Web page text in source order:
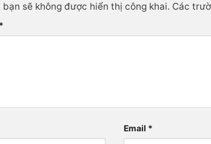
bạn sẽ không được hiển thị công khai. Các
*
Email *